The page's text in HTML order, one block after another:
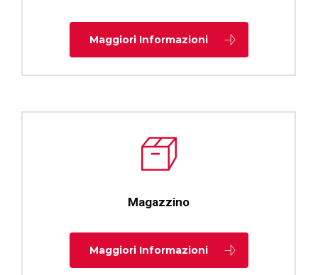
Maggiori Informazioni
Magazzino
Maggiori Informazioni